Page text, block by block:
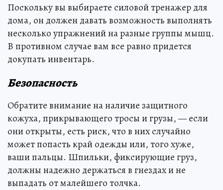
Поскольку вы выбираете силовой тренажер для
дома, он должен давать возможность выполнять
несколько упражнений на разные группы мышц.
В противном случае вам все равно придется
докупать инвентарь.
Безопасность
Обратите внимание на наличие защитного
кожуха, прикрывающего тросы и грузы, — если
они открыты, есть риск, что в них случайно
может попасть край одежды или, того хуже,
ваши пальцы. Шпильки, фиксирующие груз,
должны надежно держаться в гнездах и не
выпадать от малейшего толчка.